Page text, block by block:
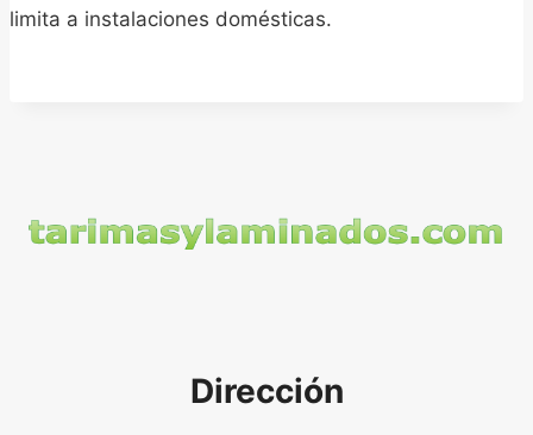
limita a instalaciones domésticas.
Dirección